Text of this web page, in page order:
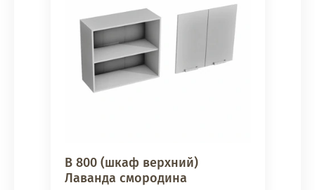
В 800 (шкаф верхний)
Лаванда смородина